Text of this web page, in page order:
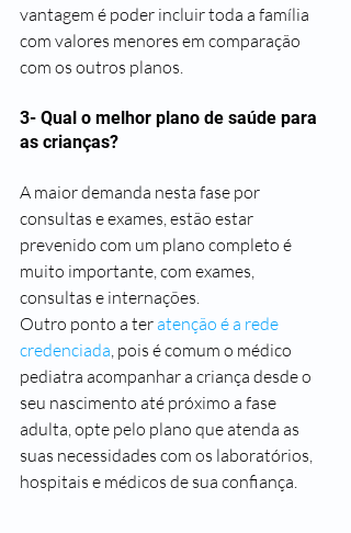
vantagem é poder incluir toda a família
com valores menores em comparação
com os outros planos.
3- Qual o melhor plano de saúde para
as crianças?
A maior demanda nesta fase por
consultas e exames, estão estar
prevenido com um plano completo é
muito importante, com exames,
consultas e internações.
Outro ponto a ter atenção é a rede
credenciada , pois é comum o médico
pediatra acompanhar a criança desde o
seu nascimento até próximo a fase
adulta, opte pelo plano que atenda as
suas necessidades com os laboratórios,
hospitais e médicos de sua confiança.